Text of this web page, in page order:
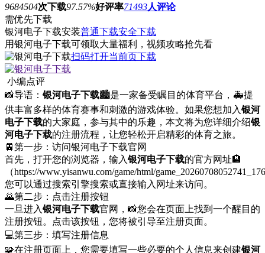
9684504次下载97.57%好评率71493人评论
需优先下载
银河电子下载安装普通下载安全下载
用银河电子下载可领取大量福利，视频攻略抢先看
扫码打开当前页下载
小编点评
📸导语：银河电子下载🏙是一家备受瞩目的体育平台，🚑提
供丰富多样的体育赛事和刺激的游戏体验。如果您想加入银河
电子下载的大家庭，参与其中的乐趣，本文将为您详细介绍银
河电子下载的注册流程，让您轻松开启精彩的体育之旅。
🚈第一步：访问银河电子下载官网
首先，打开您的浏览器，输入银河电子下载的官方网址🏨
（https://www.yisanwu.com/game/html/
您可以通过搜索引擎搜索或直接输入网址来访问。
🌄第二步：点击注册按钮
一旦进入银河电子下载官网，📸您会在页面上找到一个醒目的
注册按钮。点击该按钮，您将被引导至注册页面。
💻第三步：填写注册信息
🧩在注册页面上，您需要填写一些必要的个人信息来创建银河